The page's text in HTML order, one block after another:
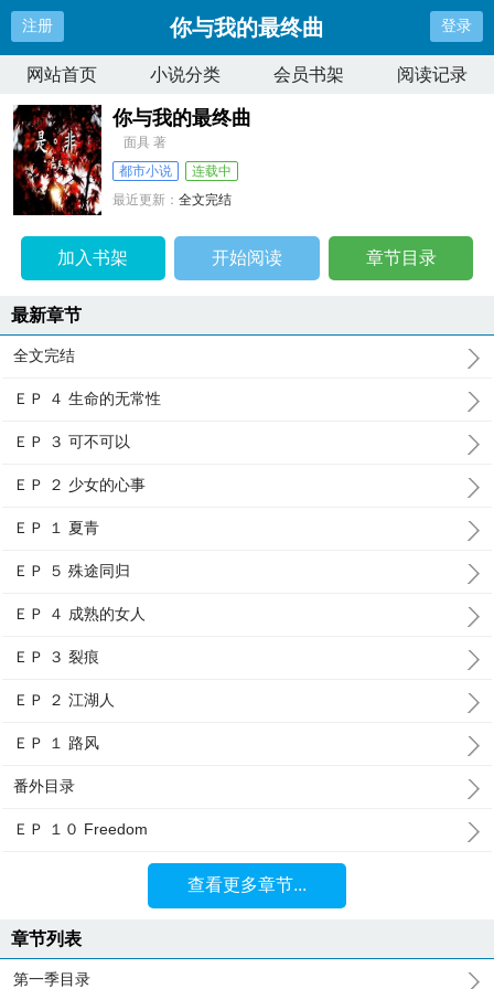
注册 你与我的最终曲 登录
网站首页 小说分类 会员书架 阅读记录
你与我的最终曲
面具 著
都市小说
连载中
最近更新：全文完结
加入书架 开始阅读 章节目录
最新章节
全文完结
ＥＰ ４ 生命的无常性
ＥＰ ３ 可不可以
ＥＰ ２ 少女的心事
ＥＰ １ 夏青
ＥＰ ５ 殊途同归
ＥＰ ４ 成熟的女人
ＥＰ ３ 裂痕
ＥＰ ２ 江湖人
ＥＰ １ 路风
番外目录
ＥＰ １０ Freedom
查看更多章节...
章节列表
第一季目录